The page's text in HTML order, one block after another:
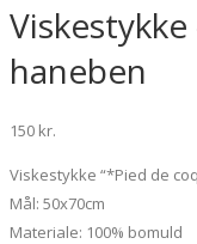
haneben
150 kr.
Viskestykke “*Pied de
Mål: 50x70cm
Materiale: 100% bomuld